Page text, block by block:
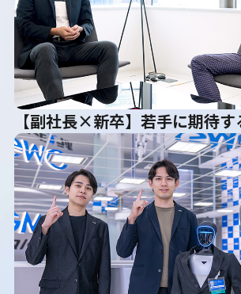
【副社長×新卒】若手に期待す